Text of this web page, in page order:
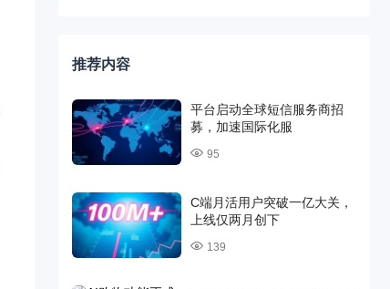
推荐内容
平台启动全球短信服务商招
募，加速国际化服
95
C端月活用户突破一亿大关，
上线仅两月创下
139